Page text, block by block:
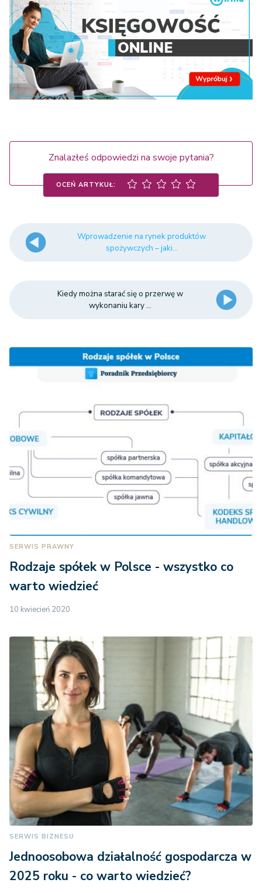
Znalazłeś odpowiedzi na swoje pytania?
OCEŃ ARTYKUŁ:
Wprowadzenie na rynek produktów
spożywczych – jaki...
Kiedy można starać się o przerwę w
wykonaniu kary ...
SERWIS PRAWNY
Rodzaje spółek w Polsce - wszystko co
warto wiedzieć
10 kwiecień 2020
SERWIS BIZNESU
Jednoosobowa działalność gospodarcza w
2025 roku - co warto wiedzieć?